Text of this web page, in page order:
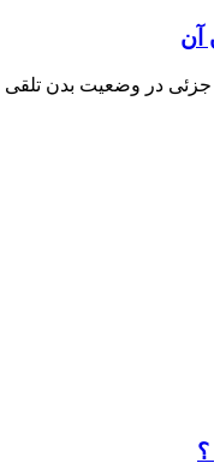
در وضعیت بدن تلقی
؟